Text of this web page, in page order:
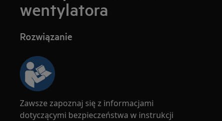
wentylatora
Rozwiązanie
Zawsze zapoznaj się z informacjami
dotyczącymi bezpieczeństwa w instrukcji